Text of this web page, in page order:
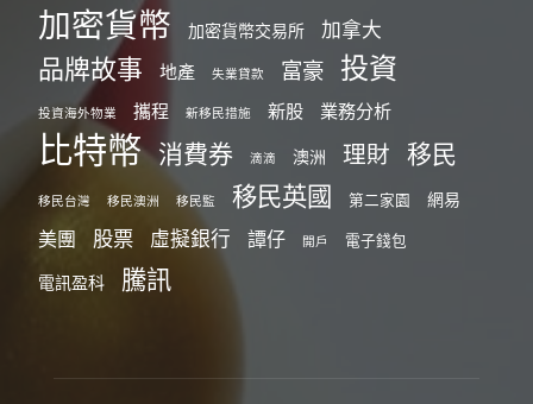
加密貨幣 加密貨幣交易所 加拿大
品牌故事 地產 失業貸款 富豪 投資
投資海外物業 攜程 新移民措施 新股 業務分析
比特幣 消費券 滴滴 澳洲 理財 移民
移民台灣 移民澳洲 移民監 移民英國 第二家園 網易
美團 股票 虛擬銀行 譚仔 開戶 電子錢包
電訊盈科 騰訊